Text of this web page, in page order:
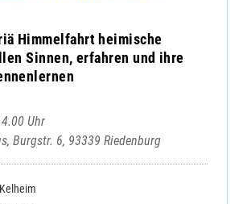
Himmelfahrt heimische
Sinnen, erfahren und ihre
Uhr
Burgstr. 6, 93339 Riedenburg
Kelheim